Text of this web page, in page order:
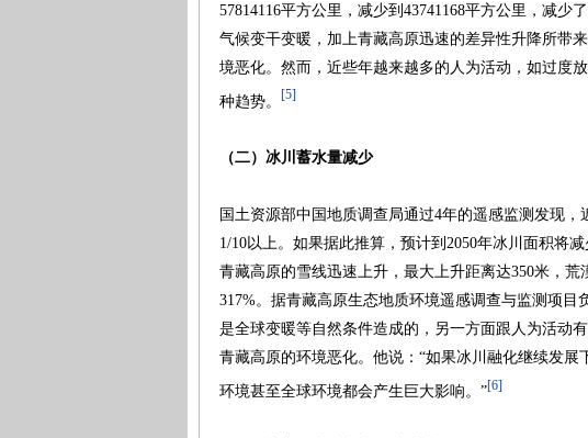
57814116平方公里，减少到43741168平方公里，减少
气候变干变暖，加上青藏高原迅速的差异性升降所带
境恶化。然而，近些年越来越多的人为活动，如过度
种趋势。 [5]
（二）冰川蓄水量减少
国土资源部中国地质调查局通过4年的遥感监测发现
1/10以上。如果据此推算，预计到2050年冰川面积将
青藏高原的雪线迅速上升，最大上升距离达350米，
317%。据青藏高原生态地质环境遥感调查与监测项
是全球变暖等自然条件造成的，另一方面跟人为活动
青藏高原的环境恶化。他说：“如果冰川融化继续发
环境甚至全球环境都会产生巨大影响。”[6]